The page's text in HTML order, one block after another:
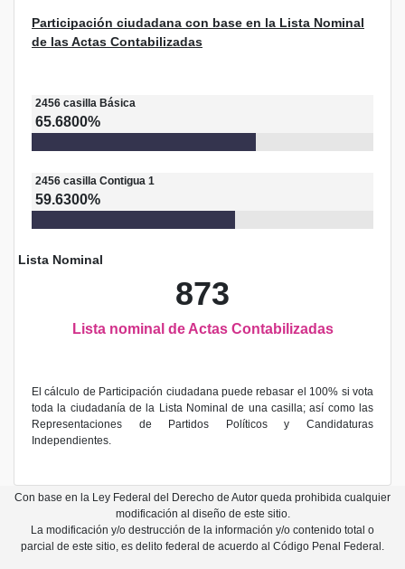
Participación ciudadana con base en la Lista Nominal
de las Actas Contabilizadas
2456 casilla Básica
65.6800%
2456 casilla Contigua 1
59.6300%
Lista Nominal
873
Lista nominal de Actas Contabilizadas
El cálculo de Participación ciudadana puede rebasar el 100% si vota
toda la ciudadanía de la Lista Nominal de una casilla; así como las
Representaciones de Partidos Políticos y Candidaturas
Independientes.
Con base en la Ley Federal del Derecho de Autor queda prohibida cualquier
modificación al diseño de este sitio.
La modificación y/o destrucción de la información y/o contenido total o
parcial de este sitio, es delito federal de acuerdo al Código Penal Federal.